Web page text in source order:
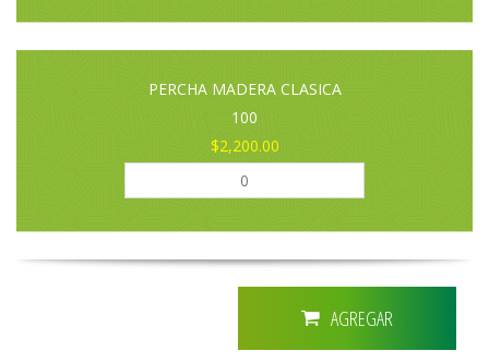
PERCHA MADERA CLASICA
100
$2,200.00
AGREGAR